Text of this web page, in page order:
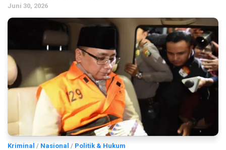
Juni 30, 2026
Kriminal / Nasional / Politik & Hukum